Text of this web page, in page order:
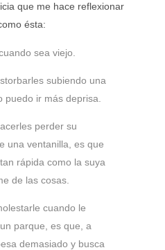
que me hace reflexionar
ésta:
sea viejo.
subiendo una
puedo ir más deprisa.
perder su
una ventanilla, es que
rápida como la suya
de las cosas.
cuando le
parque, es que, a
demasiado y busca